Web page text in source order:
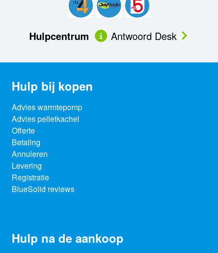
Hulpcentrum Antwoord Desk
Hulp bij kopen
Advies warmtepomp
Advies pelletkachel
Offerte
Betaling
Annuleren
Levering
Registratie
BlueSolid reviews
Hulp na de aankoop